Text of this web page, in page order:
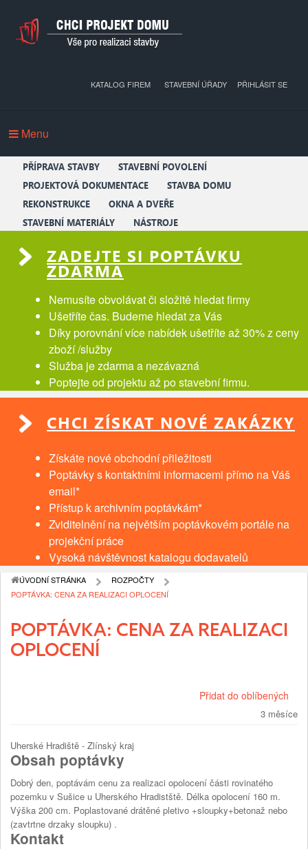
PŘIHLÁSIT SE
KATALOG FIREM STAVEBNÍ ÚŘADY
Menu
PŘÍPRAVA STAVBY
STAVEBNÍ POVOLENÍ
PROJEKTOVÁ DOKUMENTACE
STAVBA DOMU
REKONSTRUKCE
OKNA A DVEŘE
STAVEBNÍ MATERIÁLY
NÁSTROJE
ZADEJTE SI POPTÁVKU
ZDARMA
Nemusíte obvolávat či složitě hledat firmy
Ušetříte čas. Budeme hledat za Vás
Díky porovnání více nabídek ušetříte až 30% z ceny
zboží /služby
Služba je zdarma a nezávazná
Poptejte od projektu až po stavební firmu.
CHCI ZÍSKAT NOVÉ ZAKÁZKY
Získáte nové obchodní přiležitosti
Poptávky s kontaktními informacemi přímo na Váš
email*
Přístup k archivním poptávkám*
Zviditelnění na největším poptávkovém portále na
projekční práce
Vysoká návštěvnost katalogu dodavatelů
ÚVODNÍ STRÁNKA
ROZPOČTY
POPTÁVKA: CENA ZA REALIZACI OPLOCENÍ
POPTÁVKA: CENA ZA REALIZACI
OPLOCENÍ
Přidat do oblíbených
3 měsíce
Uherské Hradiště - Zlínský kraj
Obsah poptávky
Dobrý den, poptávám cenu za realizaci opolocení části rovinatého
pozemku v Sušice u Uherského Hradistště. Délka opolocení 160 m.
Výška 200 cm. Poplastované drátěné pletivo +sloupky+betonaž nebo
(zavtrtne drzaky sloupku) .
Kontakt